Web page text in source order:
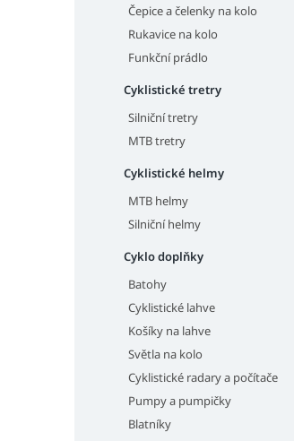
Čepice a čelenky na kolo
Rukavice na kolo
Funkční prádlo
Cyklistické tretry
Silniční tretry
MTB tretry
Cyklistické helmy
MTB helmy
Silniční helmy
Cyklo doplňky
Batohy
Cyklistické lahve
Košíky na lahve
Světla na kolo
Cyklistické radary a počítače
Pumpy a pumpičky
Blatníky